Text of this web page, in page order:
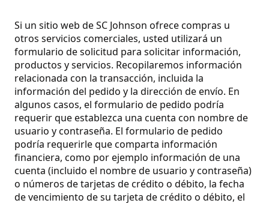
Si un sitio web de SC Johnson ofrece compras u
otros servicios comerciales, usted utilizará un
formulario de solicitud para solicitar información,
productos y servicios. Recopilaremos información
relacionada con la transacción, incluida la
información del pedido y la dirección de envío. En
algunos casos, el formulario de pedido podría
requerir que establezca una cuenta con nombre de
usuario y contraseña. El formulario de pedido
podría requerirle que comparta información
financiera, como por ejemplo información de una
cuenta (incluido el nombre de usuario y contraseña)
o números de tarjetas de crédito o débito, la fecha
de vencimiento de su tarjeta de crédito o débito, el